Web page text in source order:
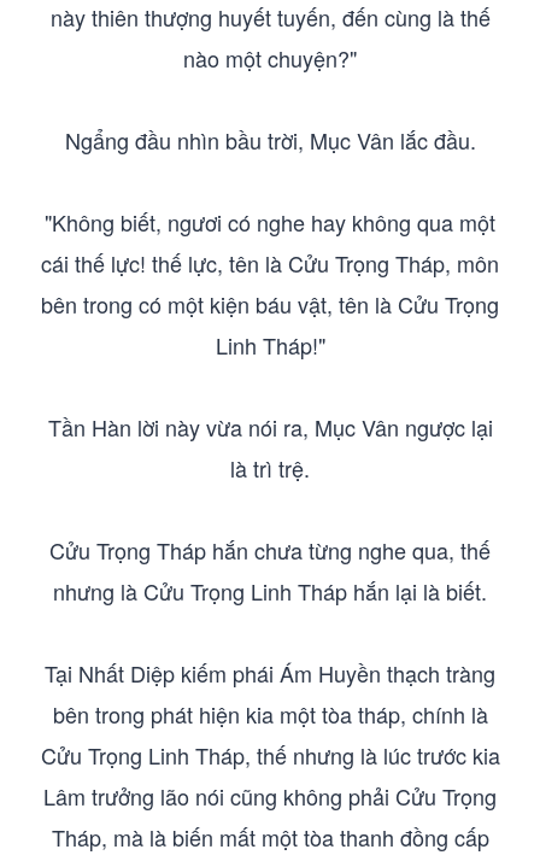
này thiên thượng huyết tuyến, đến cùng là thế
nào một chuyện?"
Ngẩng đầu nhìn bầu trời, Mục Vân lắc đầu.
"Không biết, ngươi có nghe hay không qua một
cái thế lực! thế lực, tên là Cửu Trọng Tháp, môn
bên trong có một kiện báu vật, tên là Cửu Trọng
Linh Tháp!"
Tần Hàn lời này vừa nói ra, Mục Vân ngược lại
là trì trệ.
Cửu Trọng Tháp hắn chưa từng nghe qua, thế
nhưng là Cửu Trọng Linh Tháp hắn lại là biết.
Tại Nhất Diệp kiếm phái Ám Huyền thạch tràng
bên trong phát hiện kia một tòa tháp, chính là
Cửu Trọng Linh Tháp, thế nhưng là lúc trước kia
Lâm trưởng lão nói cũng không phải Cửu Trọng
Tháp, mà là biến mất một tòa thanh đồng cấp